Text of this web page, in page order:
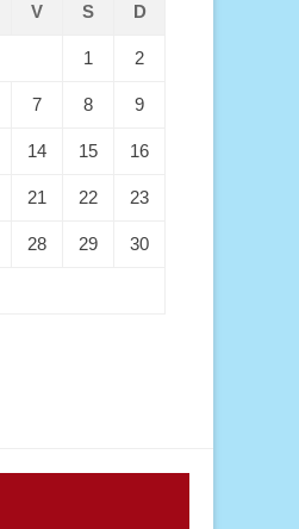
V S D
1 2
7 8 9
14 15 16
21 22 23
28 29 30